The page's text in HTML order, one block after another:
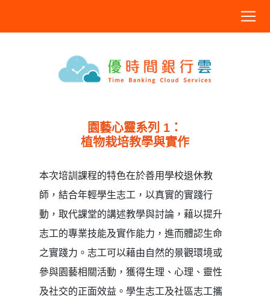
園藝心靈系列 1：
植物栽培教學與實作
本次培訓課程的特色在於善用學校退休教
師，結合年輕學生志工，以真實的實踐行
動，取代課堂的講述教學與討論，藉以提升
志工的專業技能及實作能力，進而體認生命
之實踐力。志工可以藉由自然的景觀環境或
參與園藝相關活動，獲得生理、心理、靈性
及社交的正面效益。學生志工及社區志工攜